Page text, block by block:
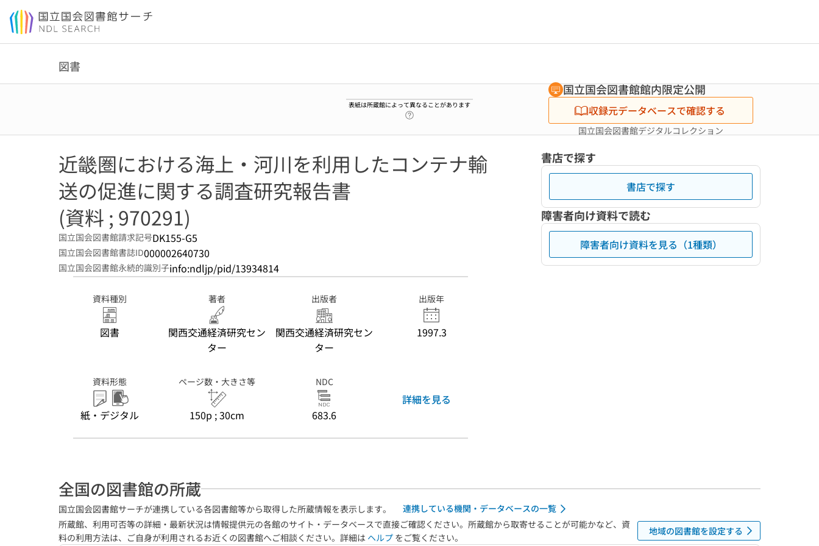
本文へ移動
図書
表紙は所蔵館によって異なることがあります
国立国会図書館館内限定公開
収録元データベースで確認する
国立国会図書館デジタルコレクション
近畿圏における海上・河川を利用したコンテナ輸
送の促進に関する調査研究報告書
(資料 ; 970291)
国立国会図書館請求記号DK155-G5
国立国会図書館書誌ID000002640730
国立国会図書館永続的識別子info:ndljp/pid/13934814
資料種別
図書
著者
関西交通経済研究セン
ター
出版者
関西交通経済研究セン
ター
出版年
1997.3
資料形態
紙・デジタル
ページ数・大きさ等
150p ; 30cm
NDC
683.6
詳細を見る
書店で探す
書店で探す
障害者向け資料で読む
障害者向け資料を見る（1種類）
全国の図書館の所蔵
国立国会図書館サーチが連携している各図書館等から取得した所蔵情報を表示します。
連携している機関・データベースの一覧
所蔵館、利用可否等の詳細・最新状況は情報提供元の各館のサイト・データベースで直接ご確認ください。所蔵館から取寄せることが可能かなど、資
料の利用方法は、ご自身が利用されるお近くの図書館へご相談ください。詳細は ヘルプ をご覧ください。
地域の図書館を設定する